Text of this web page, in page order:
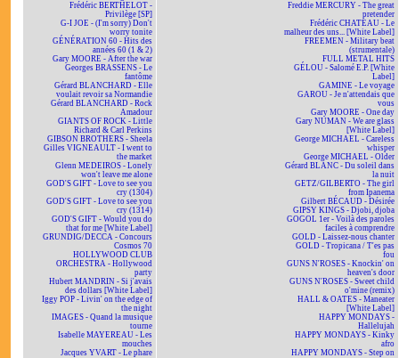
Frédéric BERTHELOT -
Privilège [SP]
G-I JOE - (I'm sorry) Don't
worry tonite
GÉNÉRATION 60 - Hits des
années 60 (1 & 2)
Gary MOORE - After the war
Georges BRASSENS - Le
fantôme
Gérard BLANCHARD - Elle
voulait revoir sa Normandie
Gérard BLANCHARD - Rock
Amadour
GIANTS OF ROCK - Little
Richard & Carl Perkins
GIBSON BROTHERS - Sheela
Gilles VIGNEAULT - I went to
the market
Glenn MEDEIROS - Lonely
won't leave me alone
GOD'S GIFT - Love to see you
cry (1304)
GOD'S GIFT - Love to see you
cry (1314)
GOD'S GIFT - Would you do
that for me [White Label]
GRUNDIG/DECCA - Concours
Cosmos 70
HOLLYWOOD CLUB
ORCHESTRA - Hollywood
party
Hubert MANDRIN - Si j'avais
des dollars [White Label]
Iggy POP - Livin' on the edge of
the night
IMAGES - Quand la musique
tourne
Isabelle MAYEREAU - Les
mouches
Jacques YVART - Le phare
Freddie MERCURY - The great
pretender
Frédéric CHATEAU - Le
malheur des uns... [White Label]
FREEMEN - Military beat
(strumentale)
FULL METAL HITS
GÉLOU - Salomé E.P. [White
Label]
GAMINE - Le voyage
GAROU - Je n'attendais que
vous
Gary MOORE - One day
Gary NUMAN - We are glass
[White Label]
George MICHAEL - Careless
whisper
George MICHAEL - Older
Gérard BLANC - Du soleil dans
la nuit
GETZ/GILBERTO - The girl
from Ipanema
Gilbert BÉCAUD - Désirée
GIPSY KINGS - Djobi, djoba
GOGOL 1er - Voilà des paroles
faciles à comprendre
GOLD - Laissez-nous chanter
GOLD - Tropicana / T'es pas
fou
GUNS N'ROSES - Knockin' on
heaven's door
GUNS N'ROSES - Sweet child
o'mine (remix)
HALL & OATES - Maneater
[White Label]
HAPPY MONDAYS -
Hallelujah
HAPPY MONDAYS - Kinky
afro
HAPPY MONDAYS - Step on